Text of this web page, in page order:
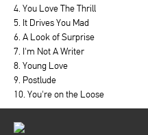
4. You Love The Thrill
5. It Drives You Mad
6. A Look of Surprise
7. I'm Not A Writer
8. Young Love
9. Postlude
10. You're on the Loose